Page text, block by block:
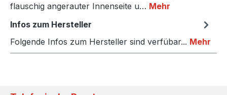
flauschig angerauter Innenseite u… Mehr
Infos zum Hersteller
Folgende Infos zum Hersteller sind verfübar... Mehr